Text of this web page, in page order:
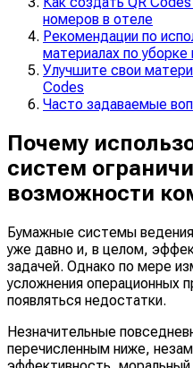
номеров в отеле
Рекомендации по
материалах по
Улучшите свои
Codes
Часто задаваемые
Почему
систем
возможности
Бумажные системы
уже давно и, в целом,
задачей. Однако по мере
усложнения операционных
появляться недостатки.
Незначительные
перечисленным ниже,